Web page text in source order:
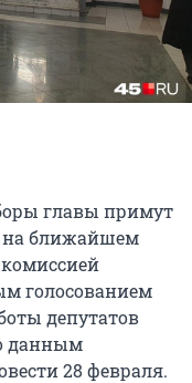
главы примут
на ближайшем
голосованием
депутатов
данным
28 февраля.